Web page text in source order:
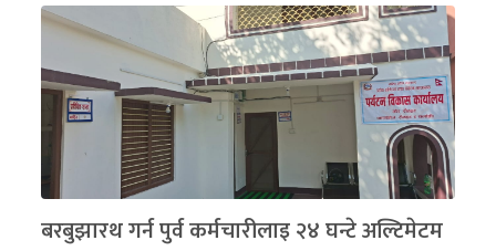
बरबुझारथ गर्न पुर्व कर्मचारीलाइ २४ घन्टे अल्टिमेटम